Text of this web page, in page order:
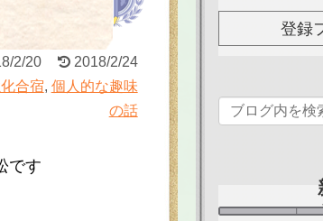
2/20
2018/2/24
合宿, 個人的な趣味
の話
です